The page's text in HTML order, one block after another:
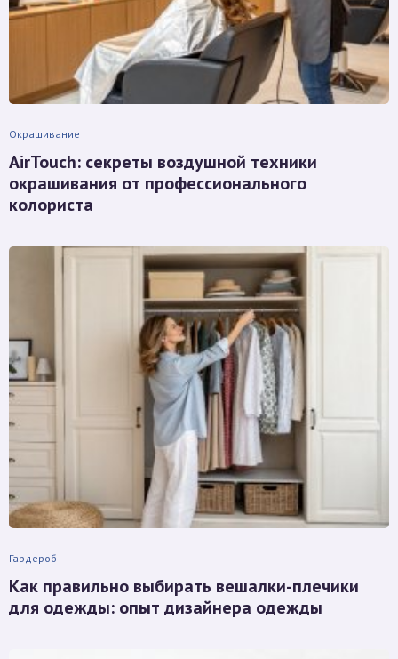
Окрашивание
AirTouch: секреты воздушной техники
окрашивания от профессионального
колориста
Гардероб
Как правильно выбирать вешалки-плечики
для одежды: опыт дизайнера одежды